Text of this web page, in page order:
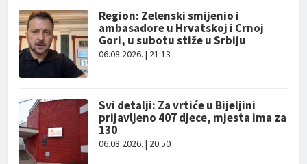
Region: Zelenski smijenio i
ambasadore u Hrvatskoj i Crnoj
Gori, u subotu stiže u Srbiju
06.08.2026. | 21:13
Svi detalji: Za vrtiće u Bijeljini
prijavljeno 407 djece, mjesta ima za
130
06.08.2026. | 20:50